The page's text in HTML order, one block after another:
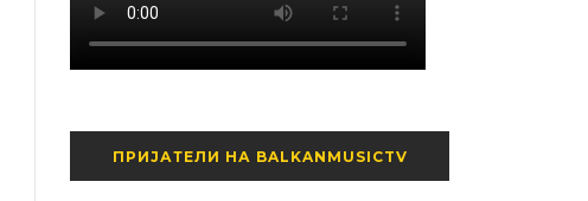
ПРИЈАТЕЛИ НА BALKANMUSICTV